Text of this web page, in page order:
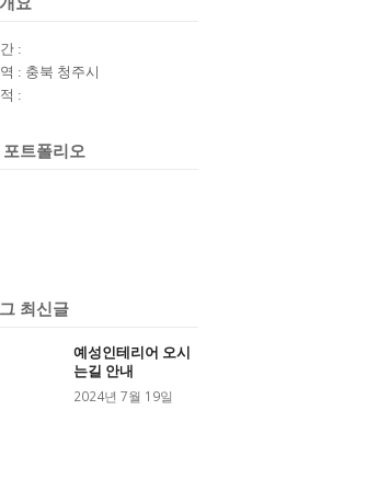
:
: 충북 청주시
:
포트폴리오
최신글
예성인테리어 오시
는길 안내
2024년 7월 19일